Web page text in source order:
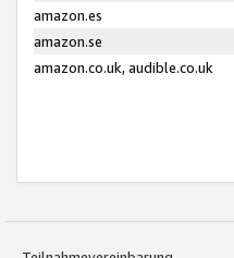
amazon.es
amazon.se
amazon.co.uk, audible.co.uk